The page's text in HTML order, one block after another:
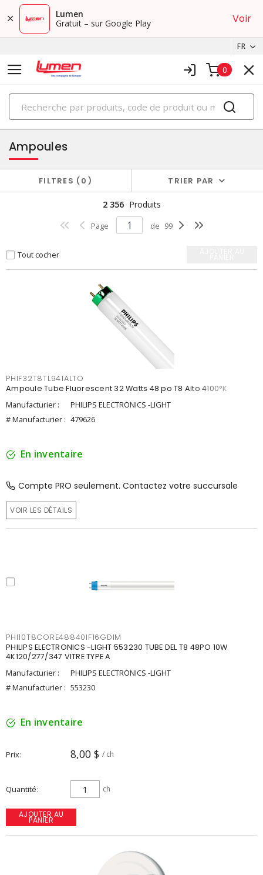
Lumen
Gratuit – sur Google Play
Voir
FR
0
PRODUITS
éclairage
Ampoules
FILTRES 0 TRIER PAR
2 356 Produits
Page de 99
Tout cocher
PHIF32T8TL941ALTO
Ampoule Tube Fluorescent 32 Watts 48 po T8 Alto 4100°K
Manufacturier :
PHILIPS ELECTRONICS -LIGHT
# Manufacturier : 479626
En inventaire
Compte PRO seulement. Contactez votre succursale
VOIR LES DÉTAILS
PHI10T8CORE48840IF16GDIM
PHILIPS ELECTRONICS -LIGHT 553230 TUBE DEL T8 48PO 10W
4K120/277/347 VITRE TYPE A
Manufacturier :
PHILIPS ELECTRONICS -LIGHT
# Manufacturier : 553230
En inventaire
Prix 8,00 $ / ch
Quantité ch
AJOUTER AU
PANIER